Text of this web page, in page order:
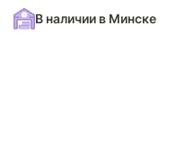
В наличии в Минске